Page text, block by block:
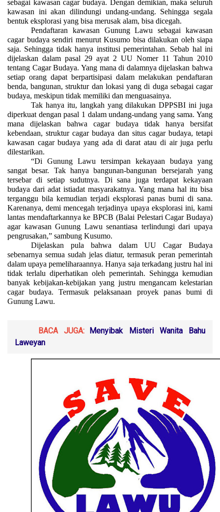
sebagai kawasan cagar budaya. Dengan demikian, maka seluruh
kawasan ini akan dilindungi undang-undang. Sehingga segala
bentuk eksplorasi yang bisa merusak alam, bisa dicegah.
Pendaftaran kawasan Gunung Lawu sebagai kawasan
cagar budaya sendiri menurut Kusumo bisa dilakukan oleh siapa
saja. Sehingga tidak hanya institusi pemerintahan. Sebab hal ini
dijelaskan dalam pasal 29 ayat 2 UU Nomer 11 Tahun 2010
tentang Cagar Budaya. Yang mana di dalamnya dijelaskan bahwa
setiap orang dapat berpartisipasi dalam melakukan pendaftaran
benda, bangunan, struktur dan lokasi yang di duga sebagai cagar
budaya, meskipun tidak memiliki dan menguasainya.
Tak hanya itu, langkah yang dilakukan DPPSBI ini juga
diperkuat dengan pasal 1 dalam undang-undang yang sama. Yang
mana dijelaskan bahwa cagar budaya tidak hanya bersifat
kebendaan, struktur cagar budaya dan situs cagar budaya, tetapi
kawasan cagar budaya yang ada di darat atau di air juga perlu
dilestarikan.
“Di Gunung Lawu tersimpan kekayaan budaya yang
sangat besar. Tak hanya bangunan-bangunan bersejarah yang
tersebar di setiap sudutnya. Di sana juga terdapat kekayaan
budaya dari adat istiadat masyarakatnya. Yang mana hal itu bisa
terganggu bila kemudian terjadi eksplorasi panas bumi di sana.
Karenanya, demi mencegah terjadinya upaya eksplorasi ini, kami
lantas mendaftarkannya ke BPCB (Balai Pelestari Cagar Budaya)
agar kawasan Gunung Lawu senantiasa terlindungi dari upaya
pengrusakan,” sambung Kusumo.
Dijelaskan pula bahwa dalam UU Cagar Budaya
sebenarnya semua sudah jelas diatur, termasuk peran pemerintah
dalam upaya pemeliharaannya. Hanya saja terkadang justru hal ini
tidak terlalu diperhatikan oleh pemerintah. Sehingga kemudian
banyak kebijakan-kebijakan yang justru mengancam kelestarian
cagar budaya. Termasuk pelaksanaan proyek panas bumi di
Gunung Lawu.
BACA JUGA: Menyibak Misteri Wanita Bahu
Laweyan